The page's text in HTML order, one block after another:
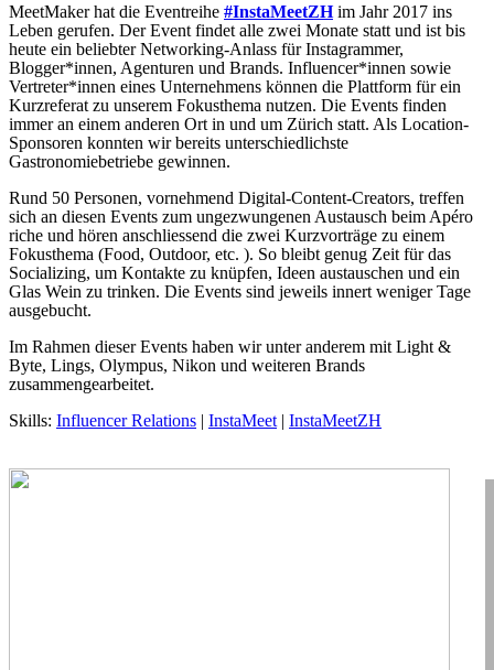
MeetMaker hat die Eventreihe #InstaMeetZHim Jahr 2017 ins
Leben gerufen. Der Event findet alle zwei Monate statt und ist bis
heute ein beliebter Networking-Anlass für Instagrammer,
Blogger*innen, Agenturen und Brands. Influencer*innen sowie
Vertreter*innen eines Unternehmens können die Plattform für ein
Kurzreferat zu unserem Fokusthema nutzen. Die Events finden
immer an einem anderen Ort in und um Zürich statt. Als Location-
Sponsoren konnten wir bereits unterschiedlichste
Gastronomiebetriebe gewinnen.
Rund 50 Personen, vornehmend Digital-Content-Creators, treffen
sich an diesen Events zum ungezwungenen Austausch beim Apéro
riche und hören anschliessend die zwei Kurzvorträge zu einem
Fokusthema (Food, Outdoor, etc. ). So bleibt genug Zeit für das
Socializing, um Kontakte zu knüpfen, Ideen austauschen und ein
Glas Wein zu trinken. Die Events sind jeweils innert weniger Tage
ausgebucht.
Im Rahmen dieser Events haben wir unter anderem mit Light &
Byte, Lings, Olympus, Nikon und weiteren Brands
zusammengearbeitet.
Skills: Influencer Relations | InstaMeet | InstaMeetZH